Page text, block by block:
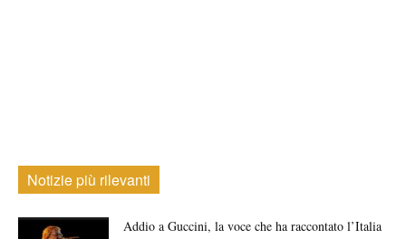
Notizie più rilevanti
Addio a Guccini, la voce che ha raccontato l’Italia